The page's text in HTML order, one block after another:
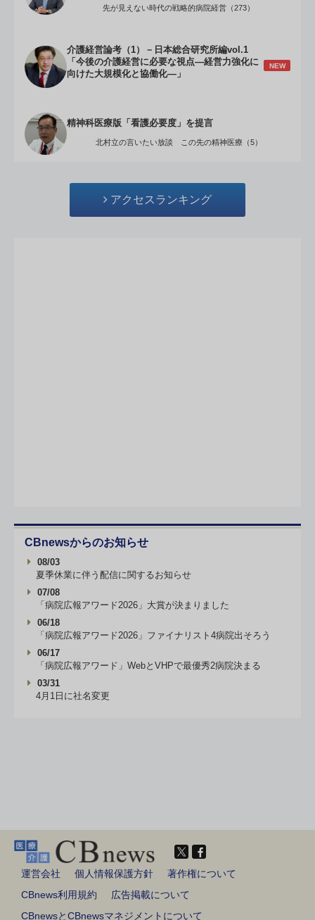
先が見えない時代の戦略的病院経営（273）
介護経営論考（1）－日本総合研究所編vol.1
「今後の介護経営に必要な視点―経営力強化に
向けた大規模化と協働化―」
NEW
精神科医療版「看護必要度」を提言
北村立の言いたい放談 この先の精神医療（5）
アクセスランキング
CBnewsからのお知らせ
08/03
夏季休業に伴う配信に関するお知らせ
07/08
「病院広報アワード2026」大賞が決まりました
06/18
「病院広報アワード2026」ファイナリスト4病院出そろう
06/17
「病院広報アワード」WebとVHPで最優秀2病院決まる
03/31
4月1日に社名変更
運営会社 個人情報保護方針
著作権について
CBnews利用規約
広告掲載について
CBnewsとCBnewsマネジメントについて